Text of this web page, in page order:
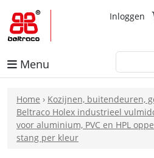
Inloggen
Menu
Home › Kozijnen, buitendeuren,
Beltraco Holex industrieel
voor aluminium, PVC en HPL
stang per kleur